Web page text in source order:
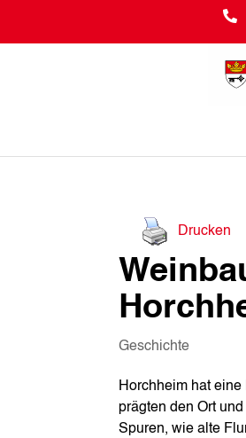

Drucken
Geschichte
Horchheim hat
prägten den Ort
Spuren, wie alte